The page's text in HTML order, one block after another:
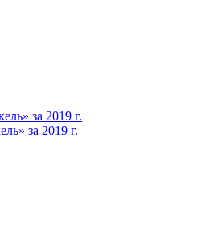
за 2019 г.
за 2019 г.